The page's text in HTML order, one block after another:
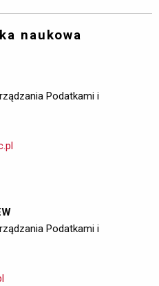
naukowa
Podatkami i
Podatkami i